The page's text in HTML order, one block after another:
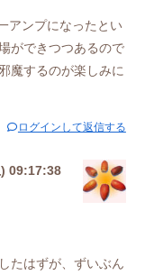
アンプになったとい
ができつつあるので
魔するのが楽しみに
ログインして返信する
09:17:38
たはずが、ずいぶん